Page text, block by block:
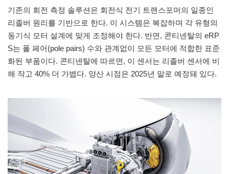
기존의 회전 측정 솔루션은 회전식 전기 트랜스포머의 일종인
리졸버 원리를 기반으로 한다. 이 시스템은 복잡하며 각 유형의
동기식 모터 설계에 맞게 조정해야 한다. 반면, 콘티넨탈의 eRP
S는 폴 페어(pole pairs) 수와 관계없이 모든 모터에 적합한 표준
화된 부품이다. 콘티넨탈에 따르면, 이 센서는 리졸버 센서에 비
해 작고 40% 더 가볍다. 양산 시점은 2025년 말로 예정돼 있다.